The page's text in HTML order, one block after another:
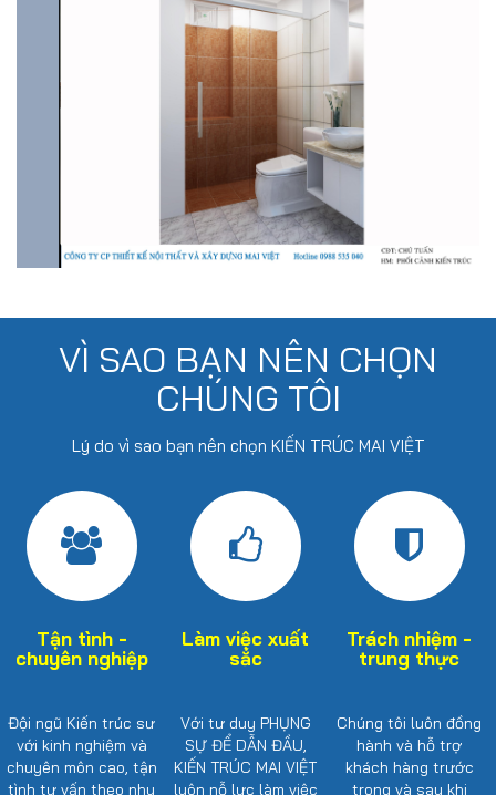
VÌ SAO BẠN NÊN CHỌN
CHÚNG TÔI
Lý do vì sao bạn nên chọn KIẾN TRÚC MAI VIỆT
Tận tình -
chuyên nghiệp
Đội ngũ Kiến trúc sư
với kinh nghiệm và
chuyên môn cao, tận
tình tư vấn theo nhu
Làm việc xuất
sắc
Với tư duy PHỤNG
SỰ ĐỂ DẪN ĐẦU,
KIẾN TRÚC MAI VIỆT
luôn nỗ lực làm việc
Trách nhiệm -
trung thực
Chúng tôi luôn đồng
hành và hỗ trợ
khách hàng trước
trong và sau khi